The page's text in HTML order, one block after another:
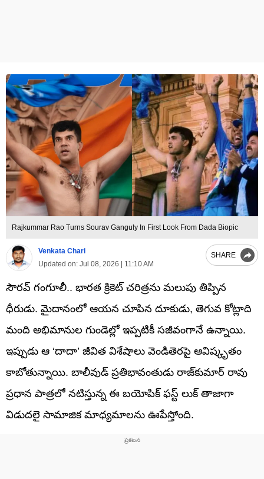
Rajkummar Rao Turns Sourav Ganguly In First Look From Dada Biopic
Venkata Chari
Updated on: Jul 08, 2026 | 11:10 AM
SHARE
సౌరవ్ గంగూలీ.. భారత క్రికెట్ చరిత్రను మలుపు తిప్పిన
ధీరుడు. మైదానంలో ఆయన చూపిన దూకుడు, తెగువ కోట్లాది
మంది అభిమానుల గుండెల్లో ఇప్పటికీ సజీవంగానే ఉన్నాయి.
ఇప్పుడు ఆ ‘దాదా’ జీవిత విశేషాలు వెండితెరపై ఆవిష్కృతం
కాబోతున్నాయి. బాలీవుడ్ ప్రతిభావంతుడు రాజ్‌కుమార్ రావు
ప్రధాన పాత్రలో నటిస్తున్న ఈ బయోపిక్ ఫస్ట్‌ లుక్ తాజాగా
విడుదలై సామాజిక మాధ్యమాలను ఊపేస్తోంది.